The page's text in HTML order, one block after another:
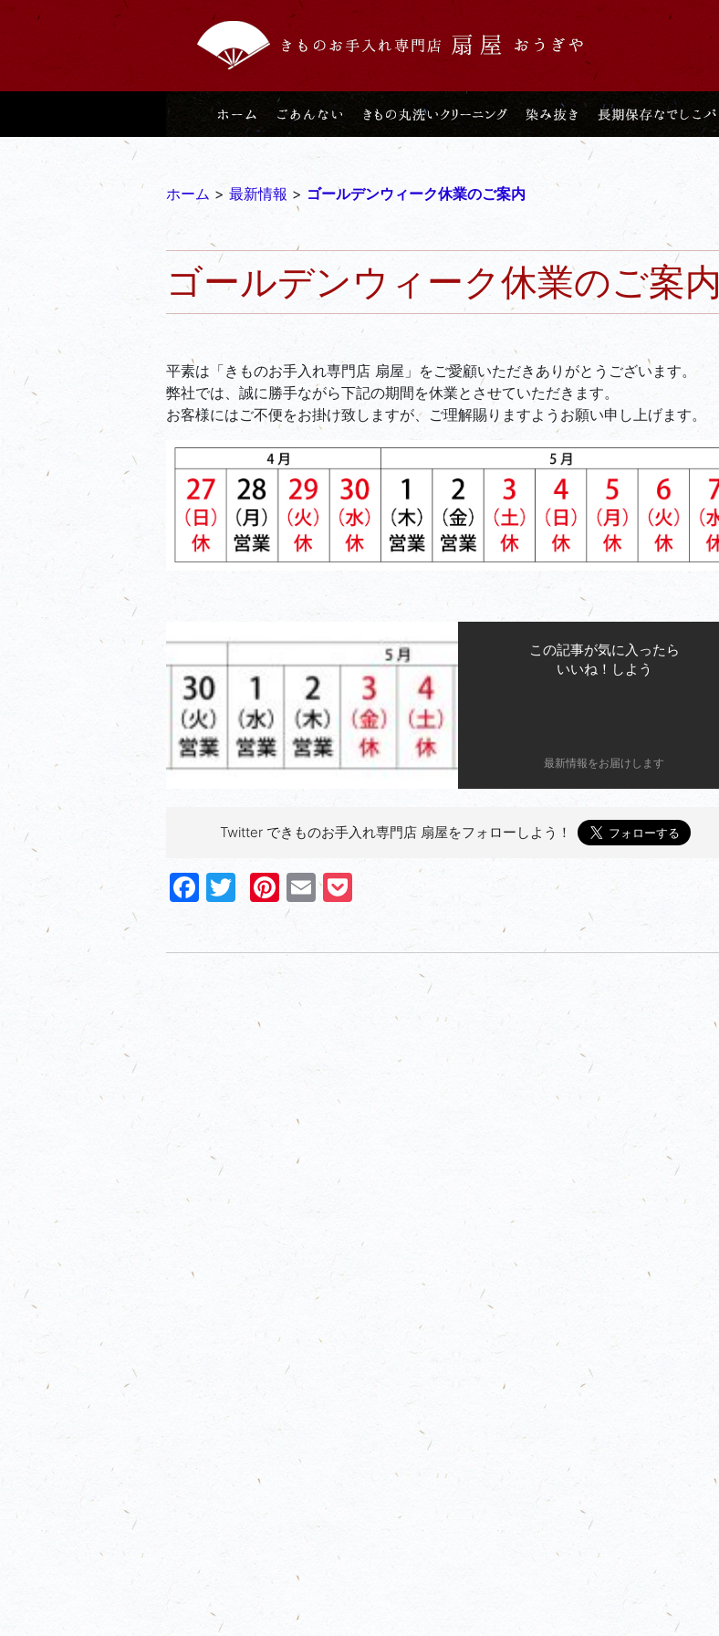
ホーム > 最新情報 > ゴールデンウィーク休業のご案内
ゴールデンウィーク休業のご案内
平素は「きものお手入れ専門店 扇屋」をご愛顧いただきありがとうございます。
弊社では、誠に勝手ながら下記の期間を休業とさせていただきます。
お客様にはご不便をお掛け致しますが、ご理解賜りますようお願い申し上げます。
この記事が気に入ったら
いいね！しよう
最新情報をお届けします
Twitter できものお手入れ専門店 扇屋をフォローしよう！
Facebook
Twitter
Pinterest
Email